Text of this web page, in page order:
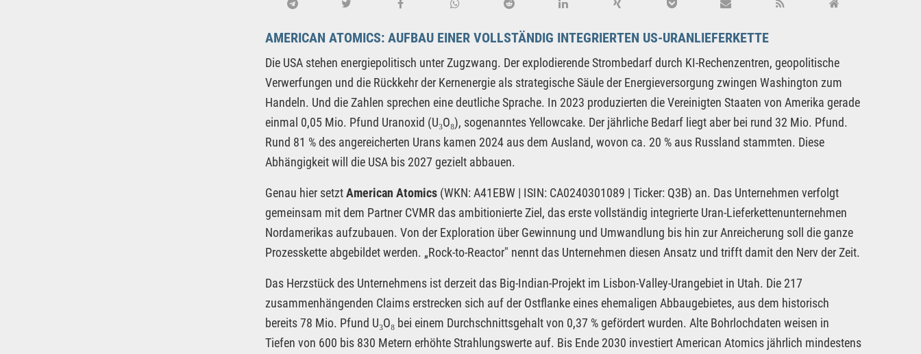
AMERICAN ATOMICS: AUFBAU EINER VOLLSTÄNDIG INTEGRIERTEN US-URANLIEFERKETTE
Die USA stehen energiepolitisch unter Zugzwang. Der explodierende Strombedarf durch KI-Rechenzentren, geopolitische
Verwerfungen und die Rückkehr der Kernenergie als strategische Säule der Energieversorgung zwingen Washington zum
Handeln. Und die Zahlen sprechen eine deutliche Sprache. In 2023 produzierten die Vereinigten Staaten von Amerika gerade
einmal 0,05 Mio. Pfund Uranoxid (U₃O₈), sogenanntes Yellowcake. Der jährliche Bedarf liegt aber bei rund 32 Mio. Pfund.
Rund 81 % des angereicherten Urans kamen 2024 aus dem Ausland, wovon ca. 20 % aus Russland stammten. Diese
Abhängigkeit will die USA bis 2027 gezielt abbauen.
Genau hier setztAmerican Atomics (WKN: A41EBW | ISIN: CA0240301089 | Ticker: Q3B) an. Das Unternehmen verfolgt
gemeinsam mit dem Partner CVMR das ambitionierte Ziel, das erste vollständig integrierte Uran-Lieferkettenunternehmen
Nordamerikas aufzubauen. Von der Exploration über Gewinnung und Umwandlung bis hin zur Anreicherung soll die ganze
Prozesskette abgebildet werden. „Rock-to-Reactor" nennt das Unternehmen diesen Ansatz und trifft damit den Nerv der Zeit.
Das Herzstück des Unternehmens ist derzeit das Big-Indian-Projekt im Lisbon-Valley-Urangebiet in Utah. Die 217
zusammenhängenden Claims erstrecken sich auf der Ostflanke eines ehemaligen Abbaugebietes, aus dem historisch
bereits 78 Mio. Pfund U₃O₈ bei einem Durchschnittsgehalt von 0,37 % gefördert wurden. Alte Bohrlochdaten weisen in
Tiefen von 600 bis 830 Metern erhöhte Strahlungswerte auf. Bis Ende 2030 investiert American Atomics jährlich mindestens